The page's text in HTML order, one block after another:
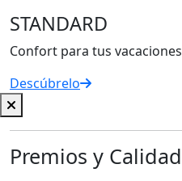
STANDARD
Confort para tus vacaciones
Descúbrelo
Premios y Calidad